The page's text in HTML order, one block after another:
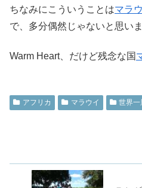
ちなみにこういうことはマラ
で、多分偶然じゃないと思いま
Warm Heart、だけど残念な国
アフリカ マラウイ 世界一